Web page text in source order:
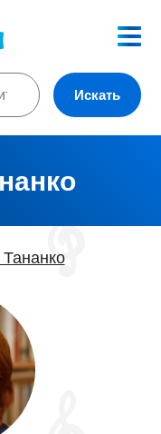
Искать